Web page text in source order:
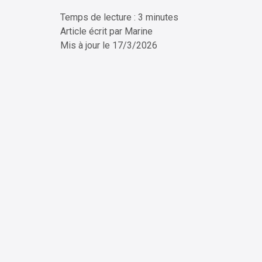
Temps de lecture : 3 minutes
Article écrit par Marine
Mis à jour le 17/3/2026